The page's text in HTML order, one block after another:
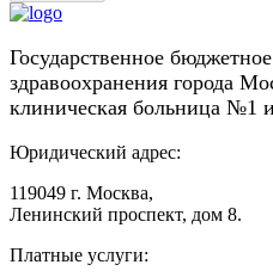
Государственное
здравоохранения города
клиническая больница №1
Юридический адрес:
119049 г. Москва,
Ленинский проспект, дом 8.
Платные услуги: